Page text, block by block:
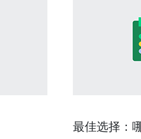
最佳选择：